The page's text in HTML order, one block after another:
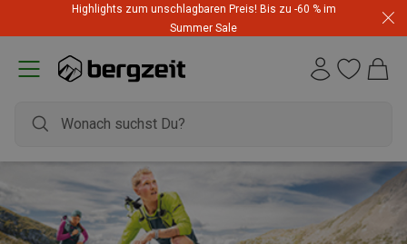
Highlights zum unschlagbaren Preis! Bis zu -60 % im
Summer Sale